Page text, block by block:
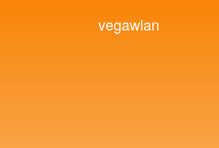
vegawlan